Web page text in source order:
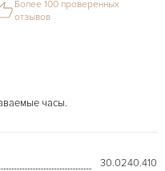
часы.
30.0240.410
Более 100 проверенных
отзывов